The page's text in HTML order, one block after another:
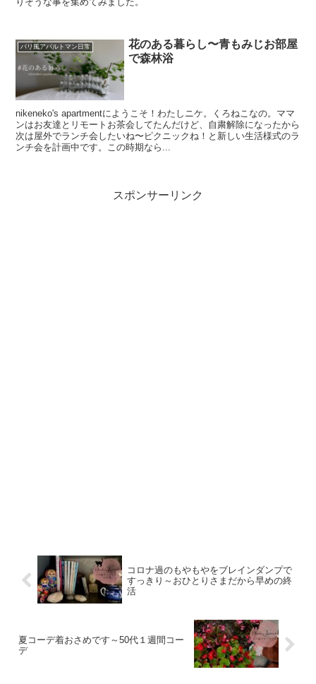
パリ風アパルトマン日常
花のある暮らし〜青もみじお部屋
で森林浴
nikeneko's apartmentにようこそ！わたしニケ。くろねこなの。ママ
ンはお友達とリモートお茶会してたんだけど、自粛解除になったから
次は屋外でランチ会したいね〜ピクニックね！と新しい生活様式のラ
ンチ会を計画中です。この時期なら...
スポンサーリンク
コロナ過のもやもやをブレインダンプで
すっきり～おひとりさまだから早めの終
活
夏コーデ着おさめです～50代１週間コー
デ